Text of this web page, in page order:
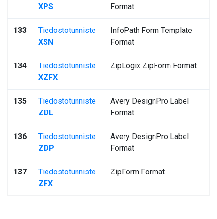
XPS
Format
133
Tiedostotunniste
XSN
InfoPath Form Template
Format
134
Tiedostotunniste
XZFX
ZipLogix ZipForm Format
135
Tiedostotunniste
ZDL
Avery DesignPro Label
Format
136
Tiedostotunniste
ZDP
Avery DesignPro Label
Format
137
Tiedostotunniste
ZFX
ZipForm Format